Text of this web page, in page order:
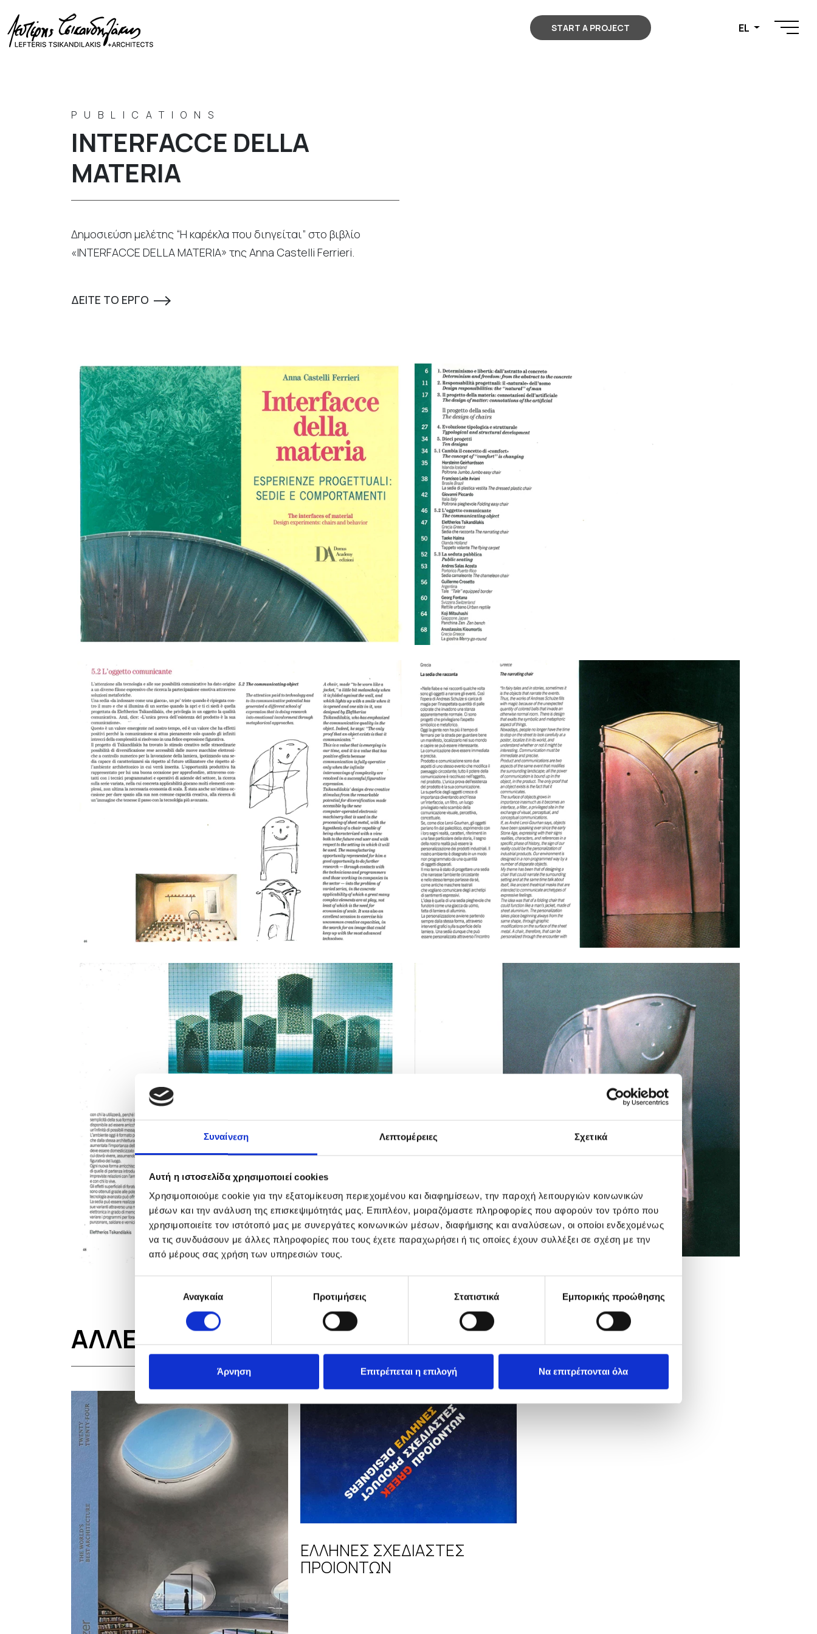
Συναίνεση Λεπτομέρειες Σχετικά
Αυτή η ιστοσελίδα χρησιμοποιεί cookies
Χρησιμοποιούμε cookie για την εξατομίκευση περιεχομένου και διαφημίσεων, την παροχή λειτουργιών κοινωνικών
μέσων και την ανάλυση της επισκεψιμότητάς μας. Επιπλέον, μοιραζόμαστε πληροφορίες που αφορούν τον τρόπο που
χρησιμοποιείτε τον ιστότοπό μας με συνεργάτες κοινωνικών μέσων, διαφήμισης και αναλύσεων, οι οποίοι ενδεχομένως
να τις συνδυάσουν με άλλες πληροφορίες που τους έχετε παραχωρήσει ή τις οποίες έχουν συλλέξει σε σχέση με την
από μέρους σας χρήση των υπηρεσιών τους.
συγκατάθεσηςΑναγκαία Προτιμήσεις Στατιστικά Εμπορικής προώθησης
Άρνηση Επιτρέπεται η επιλογή Να επιτρέπονται όλα
START A PROJECT EL
PUBLICATIONS
INTERFACCE DELLA
MATERIA
Δημοσιεύση μελέτης “H καρέκλα που διηγείται” στο βιβλίο
«INTERFACCE DELLA MATERIA» της Anna Castelli Ferrieri.
ΔΕΙΤΕ ΤΟ ΕΡΓΟ
ΑΛΛΕΣ ΔΗΜΟΣΙΕΥΣΕΙΣ
ΕΛΛΗΝΕΣ ΣΧΕΔΙΑΣΤΕΣ
ΠΡΟΙΟΝΤΩΝ